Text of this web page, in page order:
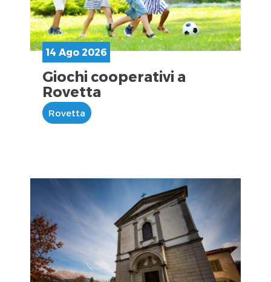
14 Ago 2026
Giochi cooperativi a
Rovetta
Rovetta